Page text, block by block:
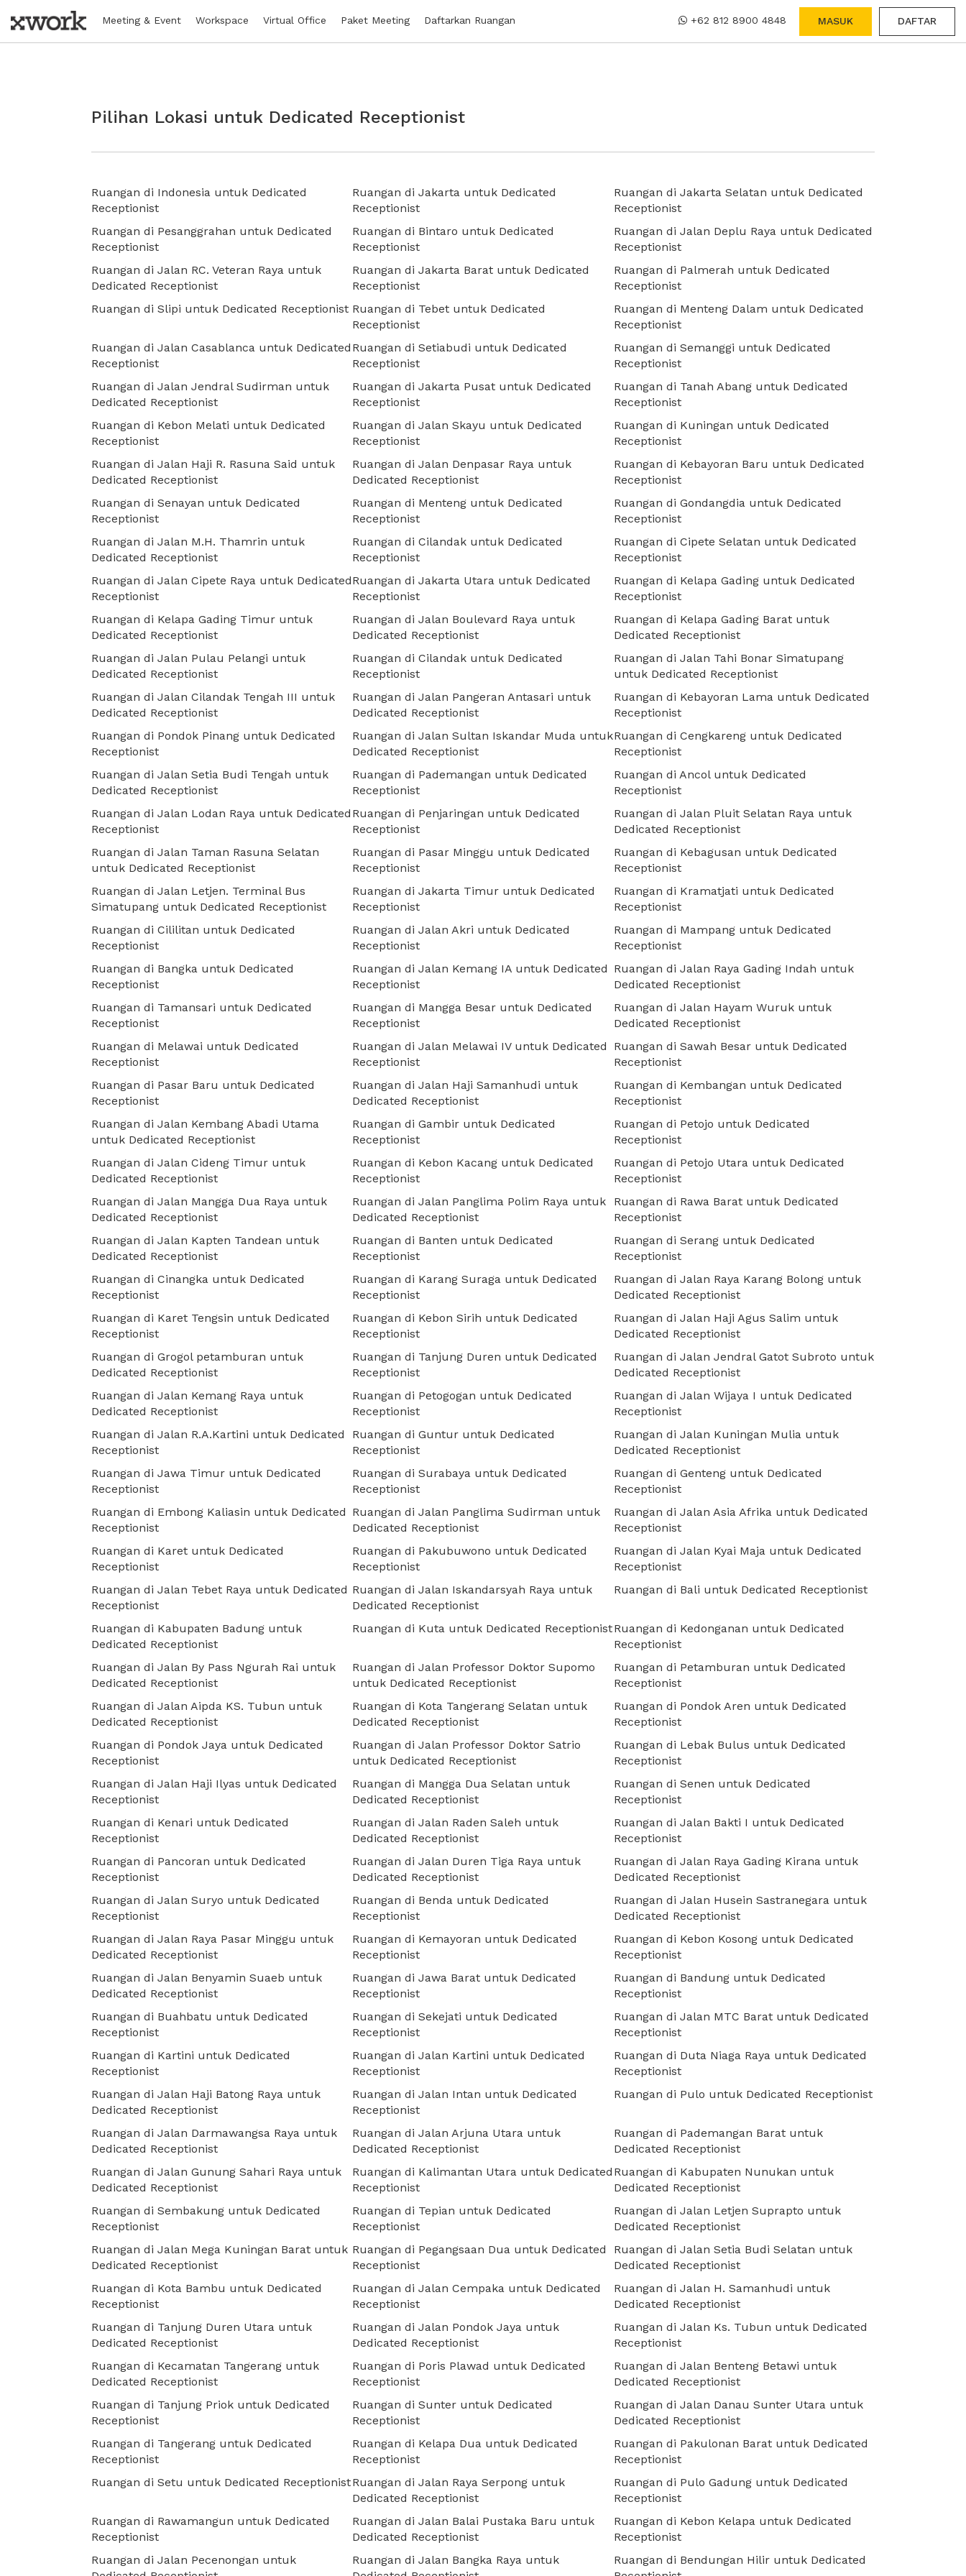
Meeting & Event Workspace Virtual Office Paket Meeting Daftarkan Ruangan +62 812 8900 4848 MASUK DAFTAR
Pilihan Lokasi untuk Dedicated Receptionist
Ruangan di Indonesia untuk Dedicated
Receptionist
Ruangan di Jakarta untuk Dedicated
Receptionist
Ruangan di Jakarta Selatan untuk Dedicated
Receptionist
Ruangan di Pesanggrahan untuk Dedicated
Receptionist
Ruangan di Bintaro untuk Dedicated
Receptionist
Ruangan di Jalan Deplu Raya untuk Dedicated
Receptionist
Ruangan di Jalan RC. Veteran Raya untuk
Dedicated Receptionist
Ruangan di Jakarta Barat untuk Dedicated
Receptionist
Ruangan di Palmerah untuk Dedicated
Receptionist
Ruangan di Slipi untuk Dedicated Receptionist Ruangan di Tebet untuk Dedicated
Receptionist
Ruangan di Menteng Dalam untuk Dedicated
Receptionist
Ruangan di Jalan Casablanca untuk Dedicated
Receptionist
Ruangan di Setiabudi untuk Dedicated
Receptionist
Ruangan di Semanggi untuk Dedicated
Receptionist
Ruangan di Jalan Jendral Sudirman untuk
Dedicated Receptionist
Ruangan di Jakarta Pusat untuk Dedicated
Receptionist
Ruangan di Tanah Abang untuk Dedicated
Receptionist
Ruangan di Kebon Melati untuk Dedicated
Receptionist
Ruangan di Jalan Skayu untuk Dedicated
Receptionist
Ruangan di Kuningan untuk Dedicated
Receptionist
Ruangan di Jalan Haji R. Rasuna Said untuk
Dedicated Receptionist
Ruangan di Jalan Denpasar Raya untuk
Dedicated Receptionist
Ruangan di Kebayoran Baru untuk Dedicated
Receptionist
Ruangan di Senayan untuk Dedicated
Receptionist
Ruangan di Menteng untuk Dedicated
Receptionist
Ruangan di Gondangdia untuk Dedicated
Receptionist
Ruangan di Jalan M.H. Thamrin untuk
Dedicated Receptionist
Ruangan di Cilandak untuk Dedicated
Receptionist
Ruangan di Cipete Selatan untuk Dedicated
Receptionist
Ruangan di Jalan Cipete Raya untuk Dedicated
Receptionist
Ruangan di Jakarta Utara untuk Dedicated
Receptionist
Ruangan di Kelapa Gading untuk Dedicated
Receptionist
Ruangan di Kelapa Gading Timur untuk
Dedicated Receptionist
Ruangan di Jalan Boulevard Raya untuk
Dedicated Receptionist
Ruangan di Kelapa Gading Barat untuk
Dedicated Receptionist
Ruangan di Jalan Pulau Pelangi untuk
Dedicated Receptionist
Ruangan di Cilandak untuk Dedicated
Receptionist
Ruangan di Jalan Tahi Bonar Simatupang
untuk Dedicated Receptionist
Ruangan di Jalan Cilandak Tengah III untuk
Dedicated Receptionist
Ruangan di Jalan Pangeran Antasari untuk
Dedicated Receptionist
Ruangan di Kebayoran Lama untuk Dedicated
Receptionist
Ruangan di Pondok Pinang untuk Dedicated
Receptionist
Ruangan di Jalan Sultan Iskandar Muda untuk
Dedicated Receptionist
Ruangan di Cengkareng untuk Dedicated
Receptionist
Ruangan di Jalan Setia Budi Tengah untuk
Dedicated Receptionist
Ruangan di Pademangan untuk Dedicated
Receptionist
Ruangan di Ancol untuk Dedicated
Receptionist
Ruangan di Jalan Lodan Raya untuk Dedicated
Receptionist
Ruangan di Penjaringan untuk Dedicated
Receptionist
Ruangan di Jalan Pluit Selatan Raya untuk
Dedicated Receptionist
Ruangan di Jalan Taman Rasuna Selatan
untuk Dedicated Receptionist
Ruangan di Pasar Minggu untuk Dedicated
Receptionist
Ruangan di Kebagusan untuk Dedicated
Receptionist
Ruangan di Jalan Letjen. Terminal Bus
Simatupang untuk Dedicated Receptionist
Ruangan di Jakarta Timur untuk Dedicated
Receptionist
Ruangan di Kramatjati untuk Dedicated
Receptionist
Ruangan di Cililitan untuk Dedicated
Receptionist
Ruangan di Jalan Akri untuk Dedicated
Receptionist
Ruangan di Mampang untuk Dedicated
Receptionist
Ruangan di Bangka untuk Dedicated
Receptionist
Ruangan di Jalan Kemang IA untuk Dedicated
Receptionist
Ruangan di Jalan Raya Gading Indah untuk
Dedicated Receptionist
Ruangan di Tamansari untuk Dedicated
Receptionist
Ruangan di Mangga Besar untuk Dedicated
Receptionist
Ruangan di Jalan Hayam Wuruk untuk
Dedicated Receptionist
Ruangan di Melawai untuk Dedicated
Receptionist
Ruangan di Jalan Melawai IV untuk Dedicated
Receptionist
Ruangan di Sawah Besar untuk Dedicated
Receptionist
Ruangan di Pasar Baru untuk Dedicated
Receptionist
Ruangan di Jalan Haji Samanhudi untuk
Dedicated Receptionist
Ruangan di Kembangan untuk Dedicated
Receptionist
Ruangan di Jalan Kembang Abadi Utama
untuk Dedicated Receptionist
Ruangan di Gambir untuk Dedicated
Receptionist
Ruangan di Petojo untuk Dedicated
Receptionist
Ruangan di Jalan Cideng Timur untuk
Dedicated Receptionist
Ruangan di Kebon Kacang untuk Dedicated
Receptionist
Ruangan di Petojo Utara untuk Dedicated
Receptionist
Ruangan di Jalan Mangga Dua Raya untuk
Dedicated Receptionist
Ruangan di Jalan Panglima Polim Raya untuk
Dedicated Receptionist
Ruangan di Rawa Barat untuk Dedicated
Receptionist
Ruangan di Jalan Kapten Tandean untuk
Dedicated Receptionist
Ruangan di Banten untuk Dedicated
Receptionist
Ruangan di Serang untuk Dedicated
Receptionist
Ruangan di Cinangka untuk Dedicated
Receptionist
Ruangan di Karang Suraga untuk Dedicated
Receptionist
Ruangan di Jalan Raya Karang Bolong untuk
Dedicated Receptionist
Ruangan di Karet Tengsin untuk Dedicated
Receptionist
Ruangan di Kebon Sirih untuk Dedicated
Receptionist
Ruangan di Jalan Haji Agus Salim untuk
Dedicated Receptionist
Ruangan di Grogol petamburan untuk
Dedicated Receptionist
Ruangan di Tanjung Duren untuk Dedicated
Receptionist
Ruangan di Jalan Jendral Gatot Subroto untuk
Dedicated Receptionist
Ruangan di Jalan Kemang Raya untuk
Dedicated Receptionist
Ruangan di Petogogan untuk Dedicated
Receptionist
Ruangan di Jalan Wijaya I untuk Dedicated
Receptionist
Ruangan di Jalan R.A.Kartini untuk Dedicated
Receptionist
Ruangan di Guntur untuk Dedicated
Receptionist
Ruangan di Jalan Kuningan Mulia untuk
Dedicated Receptionist
Ruangan di Jawa Timur untuk Dedicated
Receptionist
Ruangan di Surabaya untuk Dedicated
Receptionist
Ruangan di Genteng untuk Dedicated
Receptionist
Ruangan di Embong Kaliasin untuk Dedicated
Receptionist
Ruangan di Jalan Panglima Sudirman untuk
Dedicated Receptionist
Ruangan di Jalan Asia Afrika untuk Dedicated
Receptionist
Ruangan di Karet untuk Dedicated
Receptionist
Ruangan di Pakubuwono untuk Dedicated
Receptionist
Ruangan di Jalan Kyai Maja untuk Dedicated
Receptionist
Ruangan di Jalan Tebet Raya untuk Dedicated
Receptionist
Ruangan di Jalan Iskandarsyah Raya untuk
Dedicated Receptionist
Ruangan di Bali untuk Dedicated Receptionist
Ruangan di Kabupaten Badung untuk
Dedicated Receptionist
Ruangan di Kuta untuk Dedicated ReceptionistRuangan di Kedonganan untuk Dedicated
Receptionist
Ruangan di Jalan By Pass Ngurah Rai untuk
Dedicated Receptionist
Ruangan di Jalan Professor Doktor Supomo
untuk Dedicated Receptionist
Ruangan di Petamburan untuk Dedicated
Receptionist
Ruangan di Jalan Aipda KS. Tubun untuk
Dedicated Receptionist
Ruangan di Kota Tangerang Selatan untuk
Dedicated Receptionist
Ruangan di Pondok Aren untuk Dedicated
Receptionist
Ruangan di Pondok Jaya untuk Dedicated
Receptionist
Ruangan di Jalan Professor Doktor Satrio
untuk Dedicated Receptionist
Ruangan di Lebak Bulus untuk Dedicated
Receptionist
Ruangan di Jalan Haji Ilyas untuk Dedicated
Receptionist
Ruangan di Mangga Dua Selatan untuk
Dedicated Receptionist
Ruangan di Senen untuk Dedicated
Receptionist
Ruangan di Kenari untuk Dedicated
Receptionist
Ruangan di Jalan Raden Saleh untuk
Dedicated Receptionist
Ruangan di Jalan Bakti I untuk Dedicated
Receptionist
Ruangan di Pancoran untuk Dedicated
Receptionist
Ruangan di Jalan Duren Tiga Raya untuk
Dedicated Receptionist
Ruangan di Jalan Raya Gading Kirana untuk
Dedicated Receptionist
Ruangan di Jalan Suryo untuk Dedicated
Receptionist
Ruangan di Benda untuk Dedicated
Receptionist
Ruangan di Jalan Husein Sastranegara untuk
Dedicated Receptionist
Ruangan di Jalan Raya Pasar Minggu untuk
Dedicated Receptionist
Ruangan di Kemayoran untuk Dedicated
Receptionist
Ruangan di Kebon Kosong untuk Dedicated
Receptionist
Ruangan di Jalan Benyamin Suaeb untuk
Dedicated Receptionist
Ruangan di Jawa Barat untuk Dedicated
Receptionist
Ruangan di Bandung untuk Dedicated
Receptionist
Ruangan di Buahbatu untuk Dedicated
Receptionist
Ruangan di Sekejati untuk Dedicated
Receptionist
Ruangan di Jalan MTC Barat untuk Dedicated
Receptionist
Ruangan di Kartini untuk Dedicated
Receptionist
Ruangan di Jalan Kartini untuk Dedicated
Receptionist
Ruangan di Duta Niaga Raya untuk Dedicated
Receptionist
Ruangan di Jalan Haji Batong Raya untuk
Dedicated Receptionist
Ruangan di Jalan Intan untuk Dedicated
Receptionist
Ruangan di Pulo untuk Dedicated Receptionist
Ruangan di Jalan Darmawangsa Raya untuk
Dedicated Receptionist
Ruangan di Jalan Arjuna Utara untuk
Dedicated Receptionist
Ruangan di Pademangan Barat untuk
Dedicated Receptionist
Ruangan di Jalan Gunung Sahari Raya untuk
Dedicated Receptionist
Ruangan di Kalimantan Utara untuk Dedicated
Receptionist
Ruangan di Kabupaten Nunukan untuk
Dedicated Receptionist
Ruangan di Sembakung untuk Dedicated
Receptionist
Ruangan di Tepian untuk Dedicated
Receptionist
Ruangan di Jalan Letjen Suprapto untuk
Dedicated Receptionist
Ruangan di Jalan Mega Kuningan Barat untuk
Dedicated Receptionist
Ruangan di Pegangsaan Dua untuk Dedicated
Receptionist
Ruangan di Jalan Setia Budi Selatan untuk
Dedicated Receptionist
Ruangan di Kota Bambu untuk Dedicated
Receptionist
Ruangan di Jalan Cempaka untuk Dedicated
Receptionist
Ruangan di Jalan H. Samanhudi untuk
Dedicated Receptionist
Ruangan di Tanjung Duren Utara untuk
Dedicated Receptionist
Ruangan di Jalan Pondok Jaya untuk
Dedicated Receptionist
Ruangan di Jalan Ks. Tubun untuk Dedicated
Receptionist
Ruangan di Kecamatan Tangerang untuk
Dedicated Receptionist
Ruangan di Poris Plawad untuk Dedicated
Receptionist
Ruangan di Jalan Benteng Betawi untuk
Dedicated Receptionist
Ruangan di Tanjung Priok untuk Dedicated
Receptionist
Ruangan di Sunter untuk Dedicated
Receptionist
Ruangan di Jalan Danau Sunter Utara untuk
Dedicated Receptionist
Ruangan di Tangerang untuk Dedicated
Receptionist
Ruangan di Kelapa Dua untuk Dedicated
Receptionist
Ruangan di Pakulonan Barat untuk Dedicated
Receptionist
Ruangan di Setu untuk Dedicated ReceptionistRuangan di Jalan Raya Serpong untuk
Dedicated Receptionist
Ruangan di Pulo Gadung untuk Dedicated
Receptionist
Ruangan di Rawamangun untuk Dedicated
Receptionist
Ruangan di Jalan Balai Pustaka Baru untuk
Dedicated Receptionist
Ruangan di Kebon Kelapa untuk Dedicated
Receptionist
Ruangan di Jalan Pecenongan untuk
Ruangan di Jalan Bangka Raya untuk
Ruangan di Bendungan Hilir untuk Dedicated